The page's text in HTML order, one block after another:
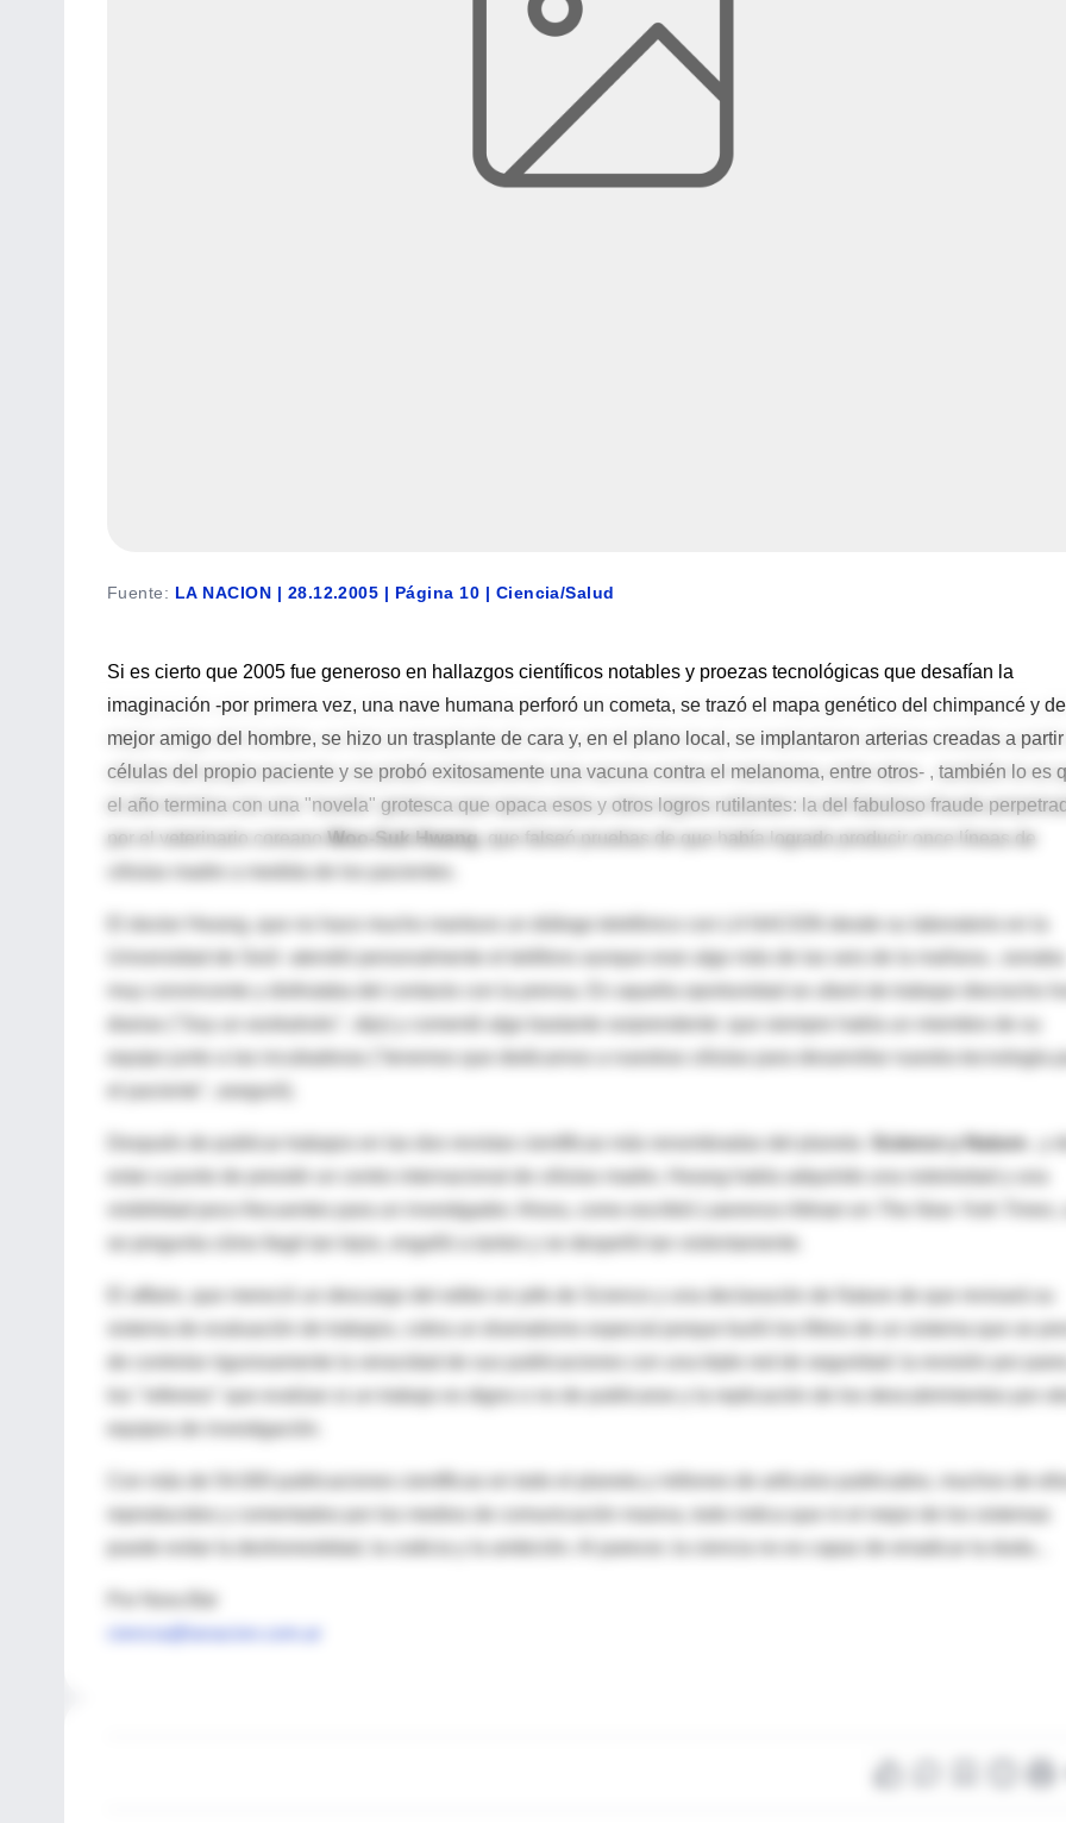
Fuente: LA NACION | 28.12.2005 | Página 10 | Ciencia/Salud
Si es cierto que 2005 fue generoso en hallazgos científicos notables y proezas tecnológicas que desafían la
imaginación -por primera vez, una nave humana perforó un cometa, se trazó el mapa genético del chimpancé y del
mejor amigo del hombre, se hizo un trasplante de cara y, en el plano local, se implantaron arterias creadas a
células del propio paciente y se probó exitosamente una vacuna contra el melanoma, entre otros- , también lo es
el año termina con una "novela" grotesca que opaca esos y otros logros rutilantes: la del fabuloso fraude
por el veterinario coreano Woo-Suk Hwang, que falseó pruebas de que había logrado producir once líneas de
El doctor Hwang, que no hace mucho mantuvo un diálogo telefónico con LA NACION desde su laboratorio en la
Universidad de Seúl -atendió personalmente el teléfono aunque eran algo más de las seis de la mañana-, sonaba
muy convincente y disfrutaba del contacto con la prensa. En aquella oportunidad se ufanó de trabajar dieciocho
diarias ("Soy un workaholic", dijo) y comentó algo bastante sorprendente: que siempre había un miembro de su
equipo junto a las incubadoras ("tenemos que dedicarnos a nuestras células para desarrollar nuestra tecnología
el paciente", aseguró).
Después de publicar trabajos en las dos revistas científicas más renombradas del planeta - Science y Nature
visibilidad poco frecuentes para un investigador. Ahora, como escribió
se pregunta cómo llegó tan lejos, engañó a tantos y se despeñó tan violentamente.
El affaire, que mereció un descargo del editor en jefe de Science y una declaración de Nature de que revisará su
sistema de evaluación de trabajos, cobra un dramatismo especial porque burló los filtros de un sistema que se
de controlar rigurosamente la veracidad de sus publicaciones con una triple red de seguridad: la revisión por pares,
los "referees" que evalúan si un trabajo es digno o no de publicarse y la replicación de los descubrimientos por
equipos de investigación.
puede evitar la deshonestidad, la codicia y la ambición. Al parecer, la ciencia no es capaz de erradicar la duda...